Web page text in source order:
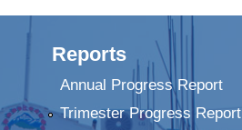
Reports
Annual Progress Report
Trimester Progress Report